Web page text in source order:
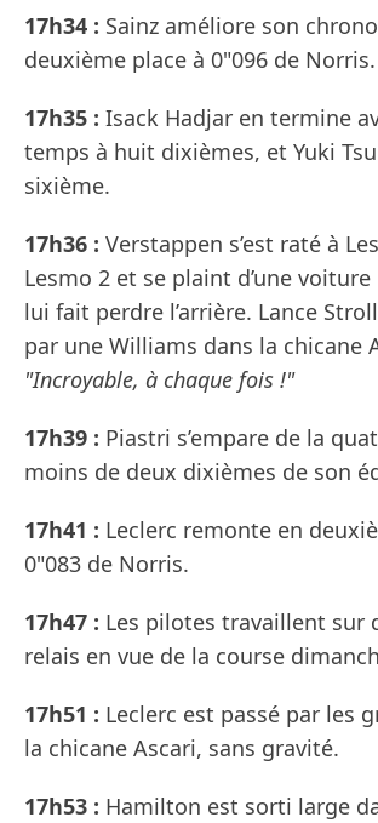
17h34 : Sainz améliore son
deuxième place à 0"096 de Norris.
17h35 : Isack Hadjar en termine
temps à huit dixièmes, et Yuki
sixième.
17h36 : Verstappen s’est raté à
Lesmo 2 et se plaint d’une
lui fait perdre l’arrière. Lance
par une Williams dans la chicane
"Incroyable, à chaque fois !"
17h39 : Piastri s’empare de la
moins de deux dixièmes de son
17h41 : Leclerc remonte en
0"083 de Norris.
17h47 : Les pilotes travaillent sur
relais en vue de la course
17h51 : Leclerc est passé par les
la chicane Ascari, sans gravité.
17h53 : Hamilton est sorti large